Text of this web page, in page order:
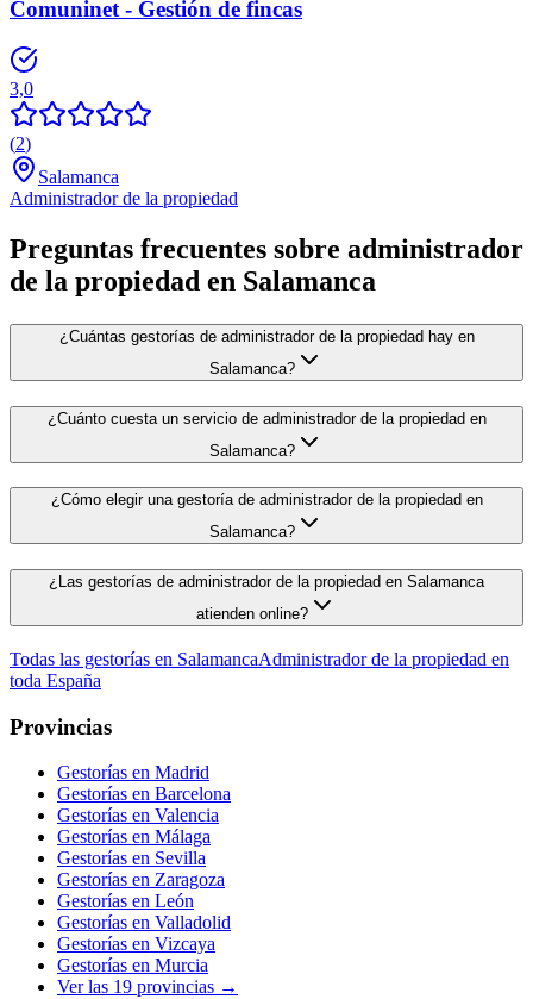
Comuninet - Gestión de fincas
3,0
(2)
Salamanca
Administrador de la propiedad
Preguntas frecuentes sobre administrador
de la propiedad en Salamanca
¿Cuántas gestorías de administrador de la propiedad hay en
Salamanca?
¿Cuánto cuesta un servicio de administrador de la propiedad en
Salamanca?
¿Cómo elegir una gestoría de administrador de la propiedad en
Salamanca?
¿Las gestorías de administrador de la propiedad en Salamanca
atienden online?
Todas las gestorías en SalamancaAdministrador de la propiedad en
toda España
Provincias
Gestorías en Madrid
Gestorías en Barcelona
Gestorías en Valencia
Gestorías en Málaga
Gestorías en Sevilla
Gestorías en Zaragoza
Gestorías en León
Gestorías en Valladolid
Gestorías en Vizcaya
Gestorías en Murcia
Ver las 19 provincias →